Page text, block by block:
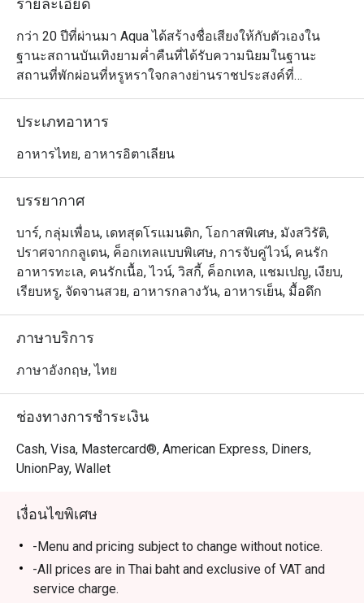
รายละเอียด
กว่า 20 ปีที่ผ่านมา Aqua ได้สร้างชื่อเสียงให้กับตัวเองใน
ฐานะสถานบันเทิงยามค่ำคืนที่ได้รับความนิยมในฐานะ
สถานที่พักผ่อนที่หรูหราใจกลางย่านราชประสงค์ที่
พลุกพล่าน และตอนนี้ หลังจากการปรับปรุงครั้งใหญ่
โอเอซิสที่ซ่อนอยู่แห่งนี้ก็พร้อมต้อนรับคุณอย่างอบอุ่นอีก
รังสรรค์อย่างประณีตข้างสระปลาคาร์ปอันเป็นเอกลักษณ์
ประเภทอาหาร
อาหารไทย, อาหารอิตาเลียน
บรรยากาศ
บาร์, กลุ่มเพื่อน, เดทสุดโรแมนติก, โอกาสพิเศษ, มังสวิรัติ,
ปราศจากกลูเตน, ค็อกเทลแบบพิเศษ, การจับคู่ไวน์, คนรัก
อาหารทะเล, คนรักเนื้อ, ไวน์, วิสกี้, ค็อกเทล, แชมเปญ, เงียบ,
เรียบหรู, จัดจานสวย, อาหารกลางวัน, อาหารเย็น, มื้อดึก
ภาษาบริการ
ภาษาอังกฤษ, ไทย
ช่องทางการชำระเงิน
Cash, Visa, Mastercard®, American Express, Diners,
UnionPay, Wallet
เงื่อนไขพิเศษ
-Menu and pricing subject to change without notice.
-All prices are in Thai baht and exclusive of VAT and
service charge.